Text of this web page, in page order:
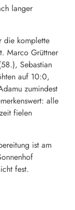
langer
die komplette
Marco Grüttner
Sebastian
auf 10:0,
zumindest
alle
fielen
ist am
fest.